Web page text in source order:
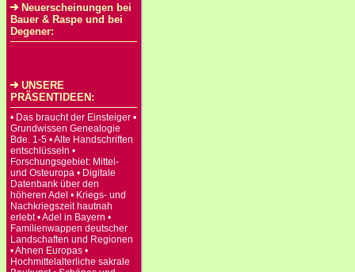
Neuerscheinungen bei
Bauer & Raspe und bei
Degener:
UNSERE
PRÄSENTIDEEN:
• Das braucht der Einsteiger •
Grundwissen Genealogie
Bde. 1-5 • Alte Handschriften
entschlüsseln •
Forschungsgebiet: Mittel-
und Osteuropa • Digitale
Datenbank über den
höheren Adel • Kriegs- und
Nachkriegszeit hautnah
erlebt • Adel in Bayern •
Familienwappen deutscher
Landschaften und Regionen
• Ahnen Europas •
Hochmittelalterliche sakrale